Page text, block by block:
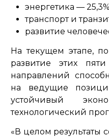
энергетика —
транспорт и
развитие
На текущем этапе,
развитие этих
направлений
на ведущие
устойчивый
технологический
«В целом результаты